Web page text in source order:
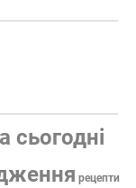
сьогодні
рецепти